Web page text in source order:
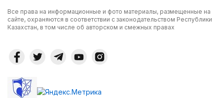
Все права на информационные и фото материалы, размещенные на
сайте, охраняются в соответствии с законодательством Республики
Казахстан, в том числе об авторском и смежных правах